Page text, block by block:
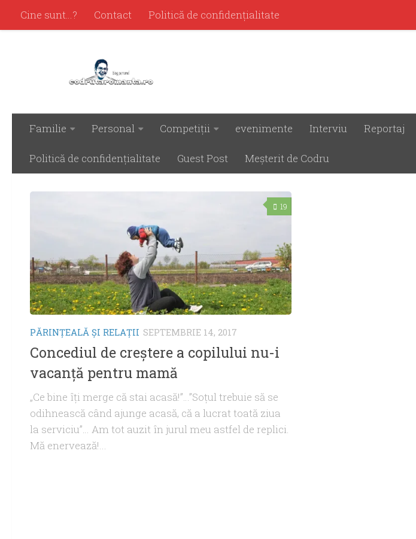
Cine sunt…? Contact Politică de confidenţialitate
Familie Personal Competiţii evenimente Interviu Reportaj
Politică de confidenţialitate Guest Post Meşterit de Codru
ETICHETAT:CONCEDIUL DE CREŞTERE A COPILULUI
19
PĂRINŢEALĂ ŞI RELAŢII SEPTEMBRIE 14, 2017
Concediul de creştere a copilului nu-i
vacanţă pentru mamă
„Ce bine îţi merge că stai acasă!”…”Soţul trebuie să se
odihnească când ajunge acasă, că a lucrat toată ziua
la serviciu”… Am tot auzit în jurul meu astfel de replici.
Mă enervează!...